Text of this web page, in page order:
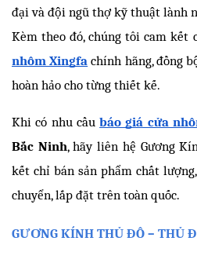
đại và đội ngũ thợ kỹ thuật lành
Kèm theo đó, chúng tôi cam kết
nhôm Xingfa chính hãng, đồng
hoàn hảo cho từng thiết kế.
Khi có nhu cầu báo giá cửa
Bắc Ninh, hãy liên hệ Gương
kết chỉ bán sản phẩm chất
chuyển, lắp đặt trên toàn quốc.
GƯƠNG KÍNH THỦ ĐÔ – THỦ